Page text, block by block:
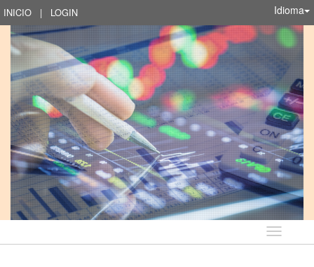
INICIO | LOGIN Idioma
Idioma